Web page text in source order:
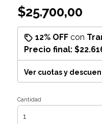
$25.700,00
12% OFFcon
Precio final:
Ver cuotas y
Cantidad